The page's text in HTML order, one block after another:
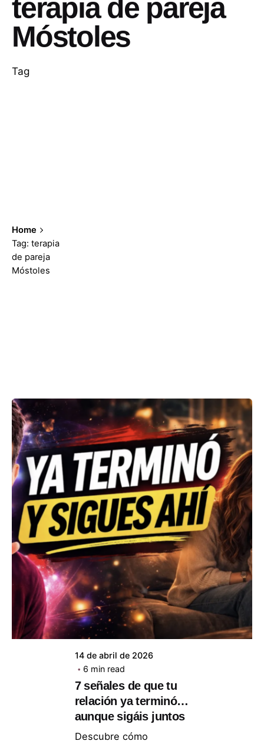
terapia de pareja
Móstoles
Tag
Home
Tag: terapia
de pareja
Móstoles
Posted by
ABC Psicólogos
14 de abril de 2026
6 min read
7 señales de que tu
relación ya terminó…
aunque sigáis juntos
Descubre cómo